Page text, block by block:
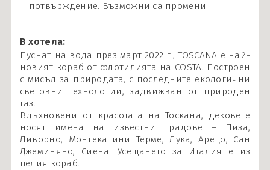
потвърждение. Възможни са промени.
В хотела:
Пуснат на вода през март 2022 г., TOSCANA е най-
новият кораб от флотилията на COSTA. Построен
с мисъл за природата, с последните екологични
световни технологии, задвижван от природен
газ.
Вдъхновени от красотата на Тоскана, дековете
носят имена на известни градове – Пиза,
Ливорно, Монтекатини Терме, Лука, Арецо, Сан
Джеминяно, Сиена. Усещането за Италия е из
целия кораб.